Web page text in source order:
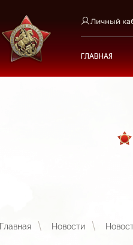
Личный
ГЛАВНАЯ
Главная Новости